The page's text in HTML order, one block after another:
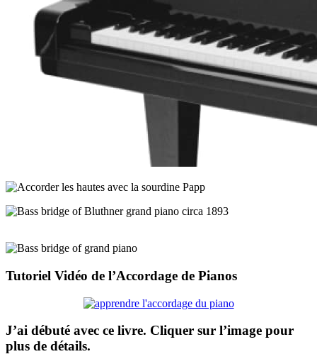
Tutoriel Vidéo de l’Accordage de Pianos
J’ai débuté avec ce livre. Cliquer sur l’image pour
plus de détails.